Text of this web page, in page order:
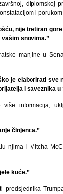
diplomskoj
i
nije tretiran
vašim snovima.”
manjine u
je elaborirati sve
i saveznika u
informacija,
činjenca.”
njima i Mitcha
kuće.”